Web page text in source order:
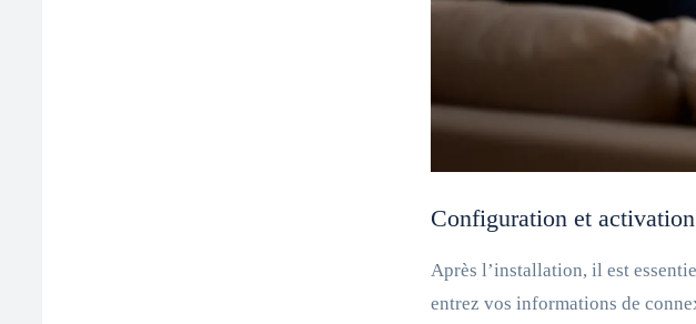
Configuration et activation
Après l’installation, il est
entrez vos informations de